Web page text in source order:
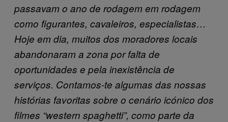
passavam o ano de rodagem em rodagem
como figurantes, cavaleiros, especialistas…
Hoje em dia, muitos dos moradores locais
abandonaram a zona por falta de
oportunidades e pela inexistência de
serviços. Contamos-te algumas das nossas
histórias favoritas sobre o cenário icónico dos
filmes “western spaghetti”, como parte da